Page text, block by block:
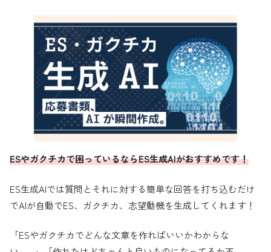
ESやガクチカで困っているならES生成AIがおすすめです！
ES生成AIでは質問とそれに対する簡単な回答を打ち込むだけ
でAIが自動でES、ガクチカ、志望動機を生成してくれます！
「ESやガクチカでどんな文章を作ればいいかわからな